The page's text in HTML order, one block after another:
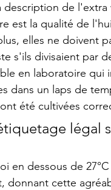
description de
est la qualité de
elles ne doivent
s'ils divisaient par
en laboratoire
dans un laps de
été cultivées
légal
en dessous de
donnant cette